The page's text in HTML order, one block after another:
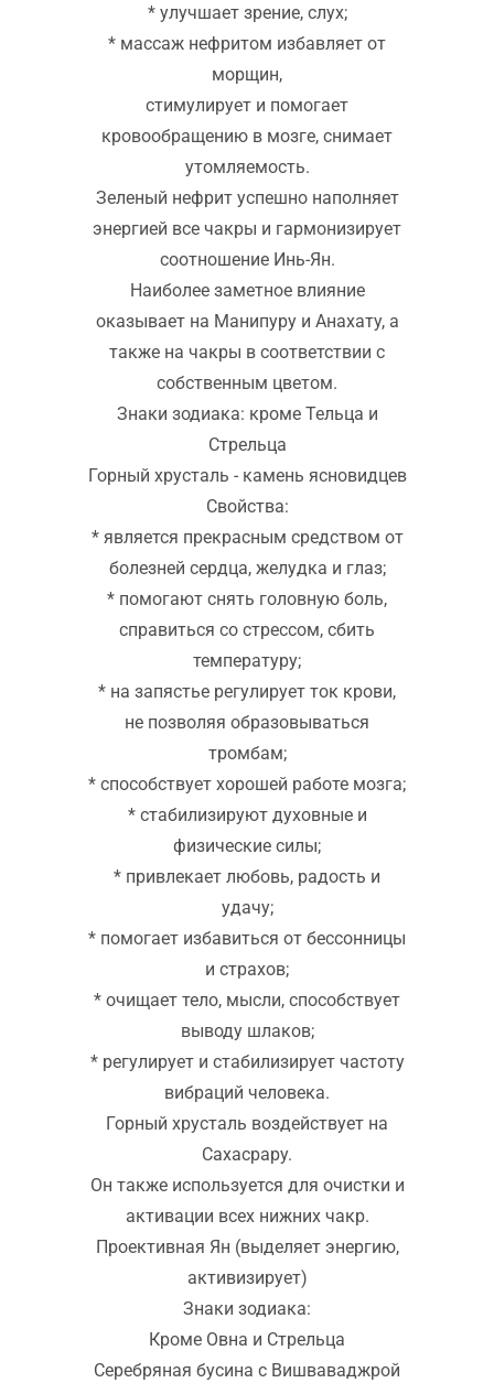
* улучшает зрение, слух;
* массаж нефритом избавляет от
морщин,
стимулирует и помогает
кровообращению в мозге, снимает
утомляемость.
Зеленый нефрит успешно наполняет
энергией все чакры и гармонизирует
соотношение Инь-Ян.
Наиболее заметное влияние
оказывает на Манипуру и Анахату, а
также на чакры в соответствии с
собственным цветом.
Знаки зодиака: кроме Тельца и
Стрельца
Горный хрусталь - камень ясновидцев
Свойства:
* является прекрасным средством от
болезней сердца, желудка и глаз;
* помогают снять головную боль,
справиться со стрессом, сбить
температуру;
* на запястье регулирует ток крови,
не позволяя образовываться
тромбам;
* способствует хорошей работе мозга;
* стабилизируют духовные и
физические силы;
* привлекает любовь, радость и
удачу;
* помогает избавиться от бессонницы
и страхов;
* очищает тело, мысли, способствует
выводу шлаков;
* регулирует и стабилизирует частоту
вибраций человека.
Горный хрусталь воздействует на
Сахасрару.
Он также используется для очистки и
активации всех нижних чакр.
Проективная Ян (выделяет энергию,
активизирует)
Знаки зодиака:
Кроме Овна и Стрельца
Серебряная бусина с Вишваваджрой